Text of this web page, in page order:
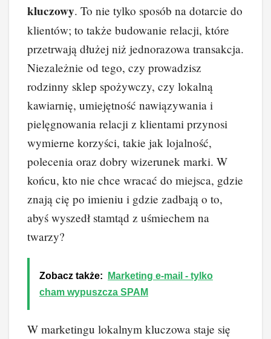
kluczowy. To nie tylko sposób na dotarcie do
klientów; to także budowanie relacji, które
przetrwają dłużej niż jednorazowa transakcja.
Niezależnie od tego, czy prowadzisz
rodzinny sklep spożywczy, czy lokalną
kawiarnię, umiejętność nawiązywania i
pielęgnowania relacji z klientami przynosi
wymierne korzyści, takie jak lojalność,
polecenia oraz dobry wizerunek marki. W
końcu, kto nie chce wracać do miejsca, gdzie
znają cię po imieniu i gdzie zadbają o to,
abyś wyszedł stamtąd z uśmiechem na
twarzy?
Zobacz także:
Marketing e-mail - tylko
cham wypuszcza SPAM
W marketingu lokalnym kluczowa staje się